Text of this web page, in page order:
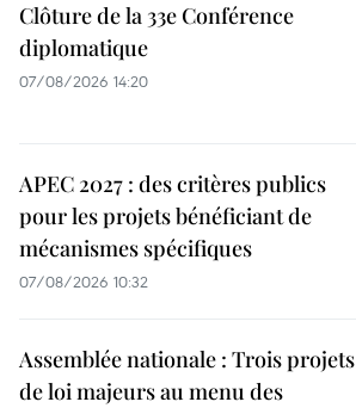
Clôture de la 33e Conférence
diplomatique
07/08/2026 14:20
APEC 2027 : des critères publics
pour les projets bénéficiant de
mécanismes spécifiques
07/08/2026 10:32
Assemblée nationale : Trois projets
de loi majeurs au menu des